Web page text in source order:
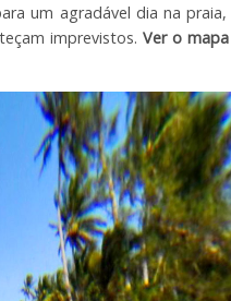
um agradável dia na
imprevistos. Ver o